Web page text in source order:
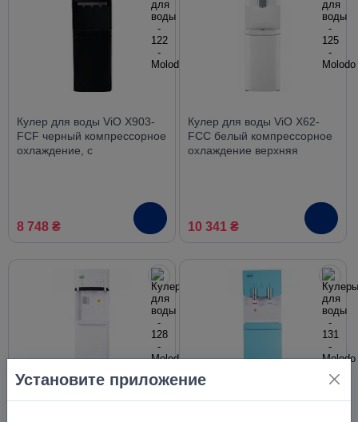
Кулер для воды ViO X903-
FCF черный компрессорное
охлаждение, с
8 748 ₴
Кулер для воды ViO X62-
FCC белый компрессорное
охлаждение верхняя
10 341 ₴
Установите приложение